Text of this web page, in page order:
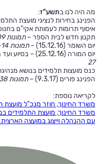
מה היה לנו בתשע"ז:
הפנינג בחירות לנציגי מועצת התלמידים
איסוף תרומות לעמותת אקי"ם
תקנון חדש לבית הספר –תמונות 07-09
יום השומר (15.12.16) –
תמונות 10-14
יום המורה (25.12.16) – בסיוע ועד ההורים בבית הספר –
27
כנס מועצות תלמידים בנושא מנהיגות
הפנינג פורים (9.3.17) –
תמונות 32-38
לקריאה נוספת:
משרד החינוך, חוזר מנכ"ל מועצת
משרד החינוך, מועצת התלמידים
עם ההנהלה וייצוג במועצה הארצית.